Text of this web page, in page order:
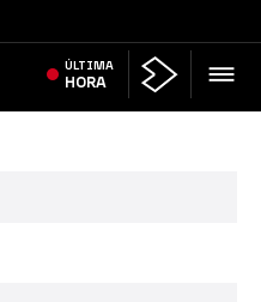
ÚLTIMA
HORA